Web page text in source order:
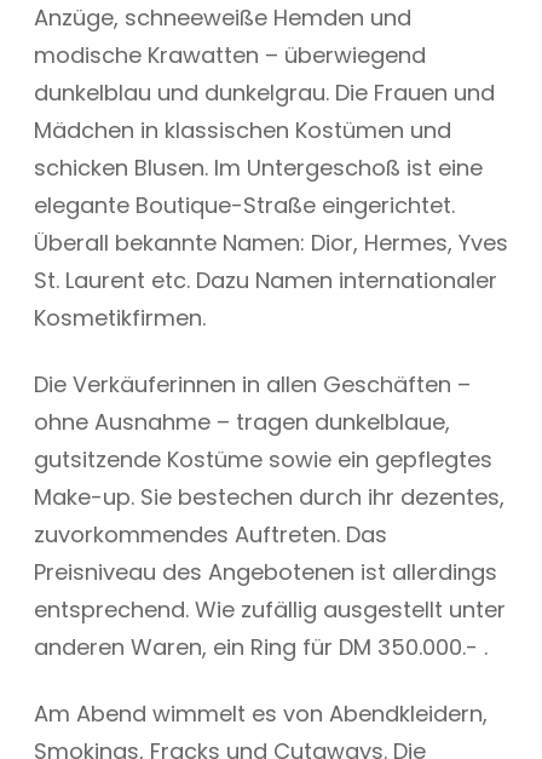
Anzüge, schneeweiße Hemden und
modische Krawatten – überwiegend
dunkelblau und dunkelgrau. Die Frauen und
Mädchen in klassischen Kostümen und
schicken Blusen. Im Untergeschoß ist eine
elegante Boutique-Straße eingerichtet.
Überall bekannte Namen: Dior, Hermes, Yves
St. Laurent etc. Dazu Namen internationaler
Kosmetikfirmen.
Die Verkäuferinnen in allen Geschäften –
ohne Ausnahme – tragen dunkelblaue,
gutsitzende Kostüme sowie ein gepflegtes
Make-up. Sie bestechen durch ihr dezentes,
zuvorkommendes Auftreten. Das
Preisniveau des Angebotenen ist allerdings
entsprechend. Wie zufällig ausgestellt unter
anderen Waren, ein Ring für DM 350.000.- .
Am Abend wimmelt es von Abendkleidern,
Smokings, Fracks und Cutaways. Die